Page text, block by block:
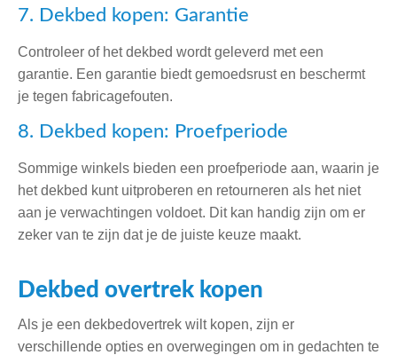
7. Dekbed kopen: Garantie
Controleer of het dekbed wordt geleverd met een
garantie. Een garantie biedt gemoedsrust en beschermt
je tegen fabricagefouten.
8. Dekbed kopen: Proefperiode
Sommige winkels bieden een proefperiode aan, waarin je
het dekbed kunt uitproberen en retourneren als het niet
aan je verwachtingen voldoet. Dit kan handig zijn om er
zeker van te zijn dat je de juiste keuze maakt.
Dekbed overtrek kopen
Als je een dekbedovertrek wilt kopen, zijn er
verschillende opties en overwegingen om in gedachten te